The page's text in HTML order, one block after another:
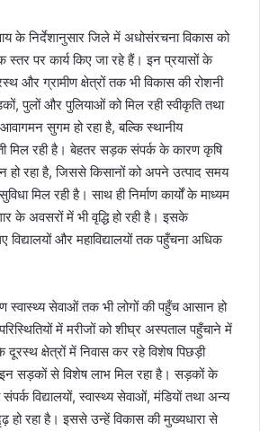
के निर्देशानुसार जिले में अधोसंरचना विकास को
स्तर पर कार्य किए जा रहे हैं। इन प्रयासों के
और ग्रामीण क्षेत्रों तक भी विकास की रोशनी
पुलों और पुलियाओं को मिल रही स्वीकृति तथा
सुगम हो रहा है, बल्कि स्थानीय
मिल रही है। बेहतर सड़क संपर्क के कारण कृषि
हो रहा है, जिससे किसानों को अपने उत्पाद समय
मिल रही है। साथ ही निर्माण कार्यों के माध्यम
के अवसरों में भी वृद्धि हो रही है। इसके
विद्यालयों और महाविद्यालयों तक पहुँचना अधिक
स्वास्थ्य सेवाओं तक भी लोगों की पहुँच आसान हो
में मरीजों को शीघ्र अस्पताल पहुँचाने में
क्षेत्रों में निवास कर रहे विशेष पिछड़ी
इन सड़कों से विशेष लाभ मिल रहा है। सड़कों के
विद्यालयों, स्वास्थ्य सेवाओं, मंडियों तथा अन्य
रहा है। इससे उन्हें विकास की मुख्यधारा से